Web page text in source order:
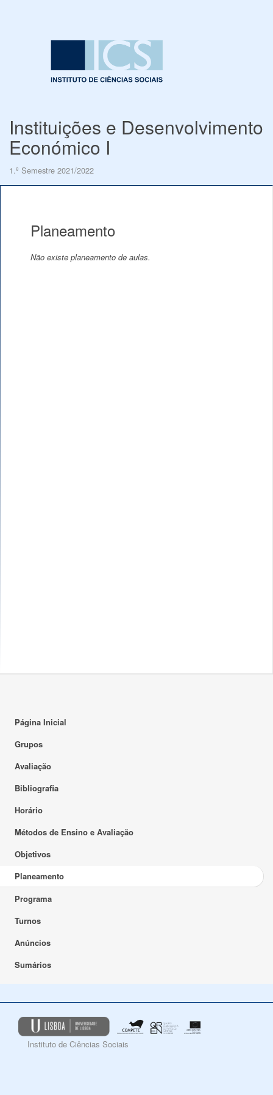
Instituições e Desenvolvimento
Económico I
1.º Semestre 2021/2022
Planeamento
Não existe planeamento de aulas.
Página Inicial
Grupos
Avaliação
Bibliografia
Horário
Métodos de Ensino e Avaliação
Objetivos
Planeamento
Programa
Turnos
Anúncios
Sumários
Instituto de Ciências Sociais